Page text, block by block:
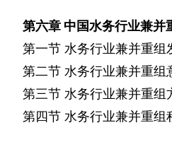
第六章 中国水务行业兼并
第一节 水务行业兼并重组
第二节 水务行业兼并重组
第三节 水务行业兼并重组
第四节 水务行业兼并重组